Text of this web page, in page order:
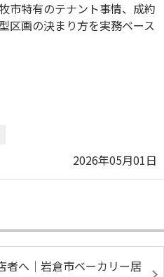
市特有のテナント事情、成約
区画の決まり方を実務ベース
2026年05月01日
者へ｜岩倉市ベーカリー居